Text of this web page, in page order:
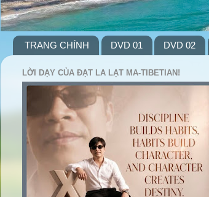
TRANG CHÍNH DVD 01 DVD 02
LỜI DẠY CỦA ĐẠT LA LẠT MA-TIBETIAN!